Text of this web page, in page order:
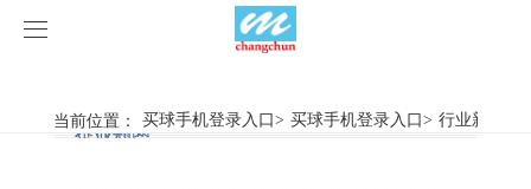
买球手机登录入口
当前位置： 买球手机登录入口> 买球手机登录入口> 行业新闻
行业新闻
企业动态